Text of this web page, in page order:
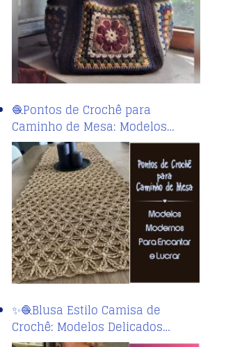
🧶Pontos de Crochê para
Caminho de Mesa: Modelos…
✨🧶Blusa Estilo Camisa de
Crochê: Modelos Delicados…